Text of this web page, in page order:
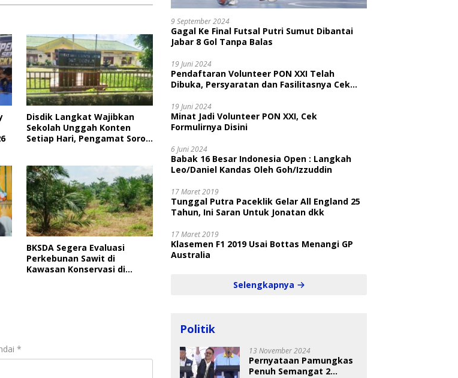
Disdik Langkat Wajibkan
Sekolah Unggah Konten
Setiap Hari, Pengamat Soroti
BKSDA Segera Evaluasi
Perkebunan Sawit di
Kawasan Konservasi di
*
9 September 2024
Gagal Ke Final Futsal Putri Sumut Dibantai
Jabar 8 Gol Tanpa Balas
19 Juni 2024
Pendaftaran Volunteer PON XXI Telah
Dibuka, Persyaratan dan Fasilitasnya Cek
19 Juni 2024
Minat Jadi Volunteer PON XXI, Cek
Formulirnya Disini
6 Juni 2024
Babak 16 Besar Indonesia Open : Langkah
Leo/Daniel Kandas Oleh Goh/Izzuddin
17 Maret 2019
Tunggal Putra Paceklik Gelar All England 25
Tahun, Ini Saran Untuk Jonatan dkk
17 Maret 2019
Klasemen F1 2019 Usai Bottas Menangi GP
Australia
Selengkapnya
Politik
13 November 2024
Pernyataan Pamungkas
Penuh Semangat 2